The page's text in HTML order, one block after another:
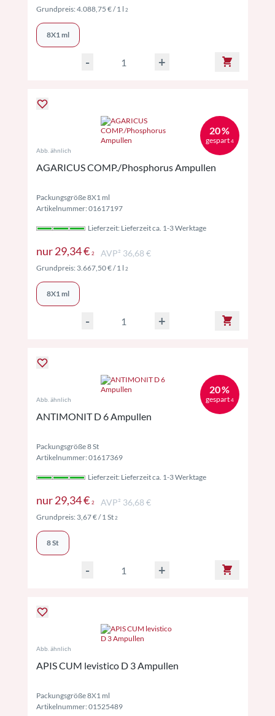
Grundpreis:4.088,75 €/ 1 l 2Preise inkl. MwSt. ggf. zzgl. Versand
8X1 ml
- +
20 %
gespart 4
Abb. ähnlich
AGARICUS COMP./Phosphorus Ampullen
Packungsgröße 8X1 ml
Artikelnummer: 01617197
Lieferzeit: Lieferzeit ca. 1-3 Werktage
nur29,34 € 2Preise inkl. MwSt. ggf. zzgl. Versand
AVP² 36,68 €
Grundpreis: 3.667,50 €/ 1 l 2Preise inkl. MwSt. ggf. zzgl. Versand
8X1 ml
- +
20 %
gespart 4
Abb. ähnlich
ANTIMONIT D 6 Ampullen
Packungsgröße 8 St
Artikelnummer: 01617369
Lieferzeit: Lieferzeit ca. 1-3 Werktage
nur29,34 € 2Preise inkl. MwSt. ggf. zzgl. Versand
AVP² 36,68 €
Grundpreis: 3,67 €/ 1 St 2Preise inkl. MwSt. ggf. zzgl. Versand
8 St
- +
Abb. ähnlich
APIS CUM levistico D 3 Ampullen
Packungsgröße 8X1 ml
Artikelnummer: 01525489